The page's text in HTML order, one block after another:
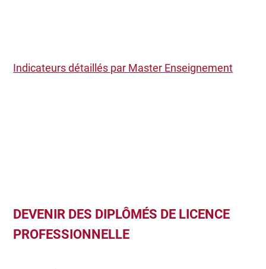
Indicateurs détaillés par Master Enseignement
DEVENIR DES DIPLÔMÉS DE LICENCE
PROFESSIONNELLE